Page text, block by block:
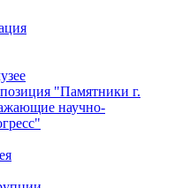
"Памятники г.
научно-